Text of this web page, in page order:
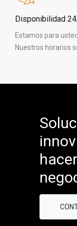
Disponibilidad
Estamos para
Nuestros horarios